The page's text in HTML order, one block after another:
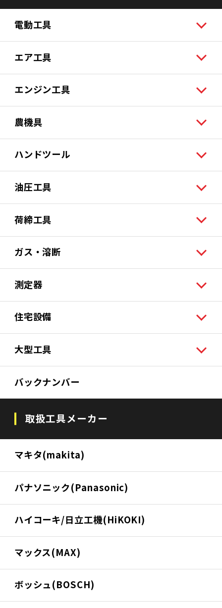
電動工具
エア工具
エンジン工具
農機具
ハンドツール
油圧工具
荷締工具
ガス・溶断
測定器
住宅設備
大型工具
バックナンバー
取扱工具メーカー
マキタ(makita)
パナソニック(Panasonic)
ハイコーキ/日立工機(HiKOKI)
マックス(MAX)
ボッシュ(BOSCH)